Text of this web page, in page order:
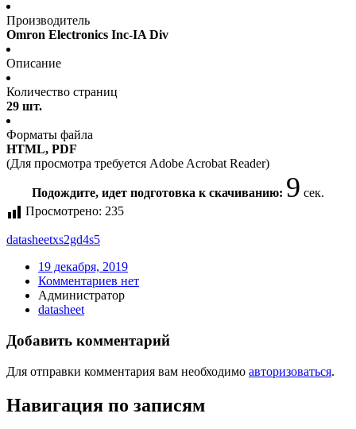
Производитель
Omron Electronics Inc-IA Div
Описание
Количество страниц
29 шт.
Форматы файла
HTML, PDF
(Для просмотра требуется Adobe Acrobat Reader)
Подождите, идет подготовка к скачиванию: 9 сек.
Просмотрено: 235
datasheetxs2gd4s5
19 декабря, 2019
Комментариев нет
Администратор
datasheet
Добавить комментарий
Для отправки комментария вам необходимо авторизоваться.
Навигация по записям